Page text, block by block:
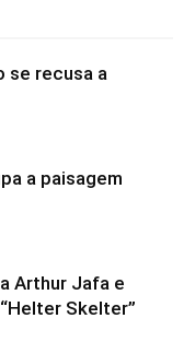
se recusa a
a paisagem
Arthur Jafa e
Skelter”